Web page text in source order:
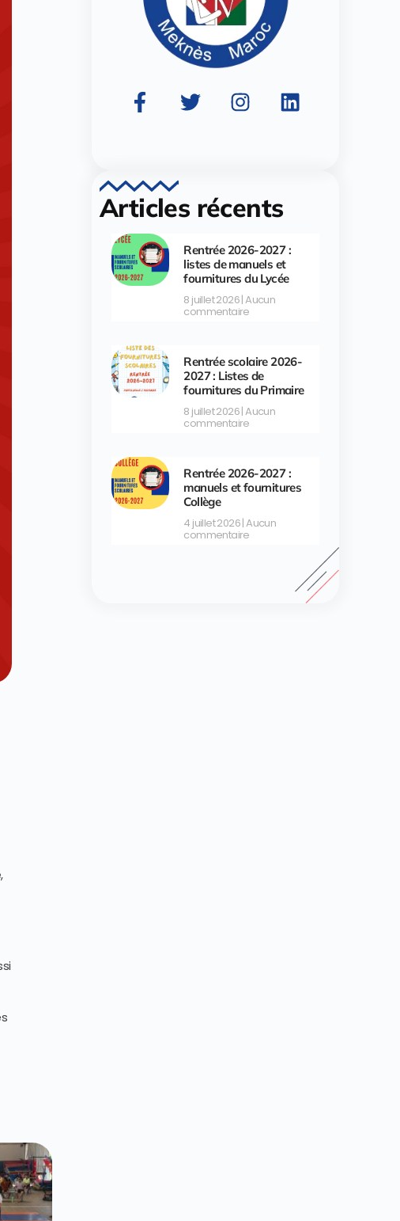
Articles récents
Rentrée 2026-2027 :
listes de manuels et
fournitures du Lycée
8 juillet 2026 Aucun
commentaire
Rentrée scolaire 2026-
2027 : Listes de
fournitures du Primaire
8 juillet 2026 Aucun
commentaire
Rentrée 2026-2027 :
manuels et fournitures
Collège
4 juillet 2026 Aucun
commentaire